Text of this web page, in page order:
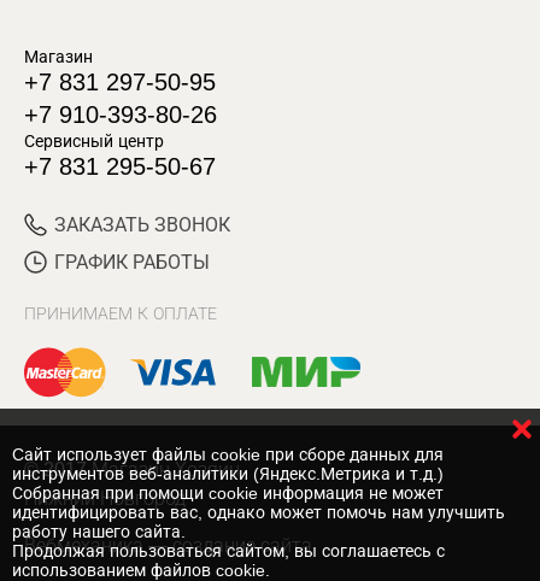
Магазин
+7 831 297-50-95
+7 910-393-80-26
Сервисный центр
+7 831 295-50-67
ЗАКАЗАТЬ ЗВОНОК
ГРАФИК РАБОТЫ
ПРИНИМАЕМ К ОПЛАТЕ
© 2017 Магазин Хозяин
Нижний Новгород
Вебмеханика — создание сайта
Cайт использует файлы cookie при сборе данных для
инструментов веб-аналитики (Яндекс.Метрика и т.д.)
Собранная при помощи cookie информация не может
идентифицировать вас, однако может помочь нам улучшить
работу нашего сайта.
Продолжая пользоваться сайтом, вы соглашаетесь с
использованием файлов cookie.